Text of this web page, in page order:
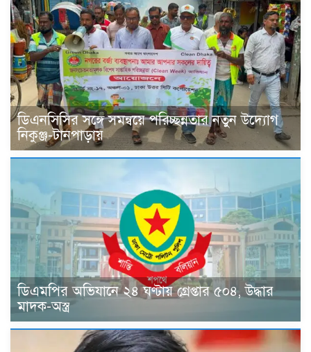
ডিএনসিসির সঙ্গে সমন্বয়ে পরিচ্ছন্নতার নতুন উদ্যোগ
নিকুঞ্জ-টানপাড়ায়
ডিএমপির অভিযানে ২৪ ঘণ্টায় গ্রেপ্তার ৫০৪, উদ্ধার
মাদক-অস্ত্র